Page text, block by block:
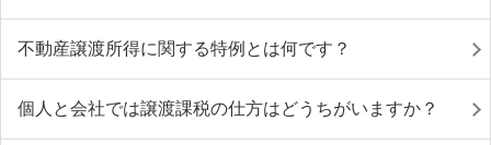
不動産譲渡所得に関する特例とは何です？
個人と会社では譲渡課税の仕方はどうちがいますか？